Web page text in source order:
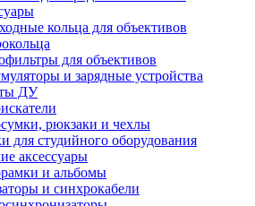
кольца для объективов
для объективов
и зарядные устройства
ДУ
рюкзаки и чехлы
для студийного оборудования
аксессуары
и альбомы
и синхрокабели